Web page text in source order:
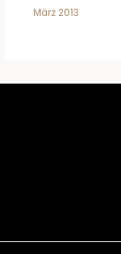
März 2013